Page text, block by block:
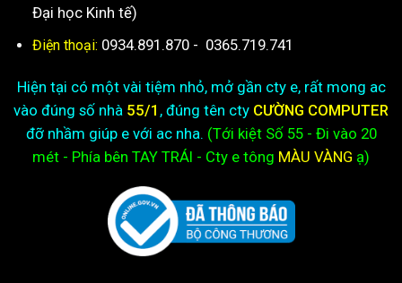
Đại học Kinh tế)
Điện thoại: 0934.891.870 - 0365.719.741
Hiện tại có một vài tiệm nhỏ, mở gần cty e, rất mong ac
vào đúng số nhà 55/1 , đúng tên cty CƯỜNG COMPUTER
đỡ nhầm giúp e với ac nha. (Tới kiệtSố 55 - Đi vào 20
mét - Phía bên TAY TRÁI - Cty e tông MÀU VÀNG ạ)